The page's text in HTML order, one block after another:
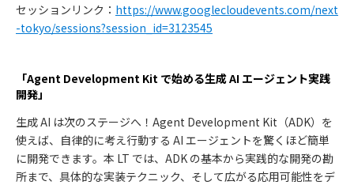
セッションリンク： https://www.googlecloudevents.com/next
-tokyo/sessions?session_id=3123545
「Agent Development Kit で始める生成 AI エージェント実践
開発」
生成 AI は次のステージへ！Agent Development Kit（ADK）を
使えば、自律的に考え行動する AI エージェントを驚くほど簡単
に開発できます。本 LT では、ADK の基本から実践的な開発の勘
所まで、具体的な実装テクニック、そして広がる応用可能性をデ